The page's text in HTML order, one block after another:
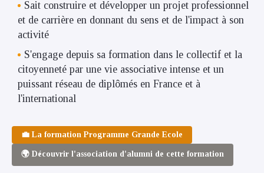
Sait construire et développer un projet professionnel
et de carrière en donnant du sens et de l'impact à son
activité
S'engage depuis sa formation dans le collectif et la
citoyenneté par une vie associative intense et un
puissant réseau de diplômés en France et à
l'international
💼 La formation Programme Grande Ecole
🌍 Découvrir l'association d'alumni de cette formation